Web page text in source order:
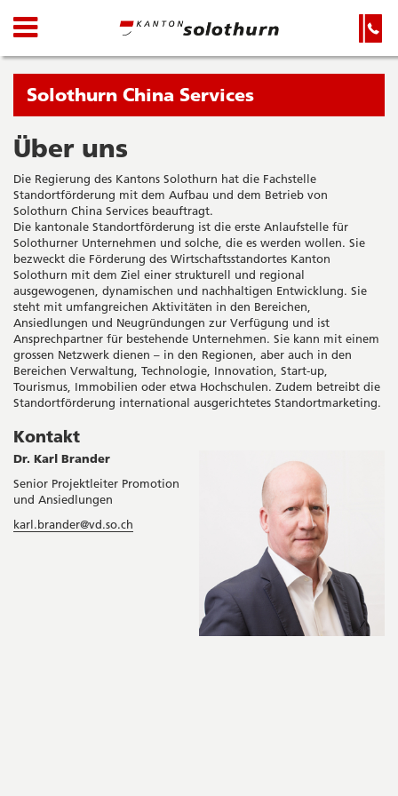
Kanton
Solothurn
Wichtige
Seiten
Startseite
Hauptnavigation
Inhalt
Sitemap
Suche
Navigation
und
Suche
Navigation
Sie
befinden
sich
gerade
in:
Solothurn China Services
Über uns
Die Regierung des Kantons Solothurn hat die Fachstelle
Standortförderung mit dem Aufbau und dem Betrieb von
Solothurn China Services beauftragt.
Die kantonale Standortförderung ist die erste Anlaufstelle für
Solothurner Unternehmen und solche, die es werden wollen. Sie
bezweckt die Förderung des Wirtschaftsstandortes Kanton
Solothurn mit dem Ziel einer strukturell und regional
ausgewogenen, dynamischen und nachhaltigen Entwicklung. Sie
steht mit umfangreichen Aktivitäten in den Bereichen,
Ansiedlungen und Neugründungen zur Verfügung und ist
Ansprechpartner für bestehende Unternehmen. Sie kann mit einem
grossen Netzwerk dienen – in den Regionen, aber auch in den
Bereichen Verwaltung, Technologie, Innovation, Start-up,
Tourismus, Immobilien oder etwa Hochschulen. Zudem betreibt die
Standortförderung international ausgerichtetes Standortmarketing.
Kontakt
Dr. Karl Brander
Senior Projektleiter Promotion
und Ansiedlungen
karl.brander@vd.so.ch